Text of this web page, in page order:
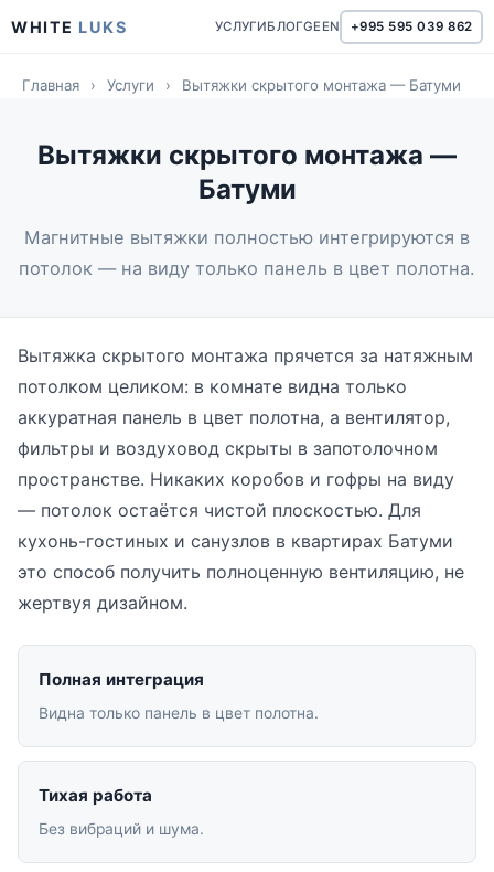
WHITE LUKS УСЛУГИБЛОГGEEN +995 595 039 862
Главная › Услуги › Вытяжки скрытого монтажа — Батуми
Вытяжки скрытого монтажа —
Батуми
Магнитные вытяжки полностью интегрируются в
потолок — на виду только панель в цвет полотна.
Вытяжка скрытого монтажа прячется за натяжным
потолком целиком: в комнате видна только
аккуратная панель в цвет полотна, а вентилятор,
фильтры и воздуховод скрыты в запотолочном
пространстве. Никаких коробов и гофры на виду
— потолок остаётся чистой плоскостью. Для
кухонь-гостиных и санузлов в квартирах Батуми
это способ получить полноценную вентиляцию, не
жертвуя дизайном.
Полная интеграция
Видна только панель в цвет полотна.
Тихая работа
Без вибраций и шума.